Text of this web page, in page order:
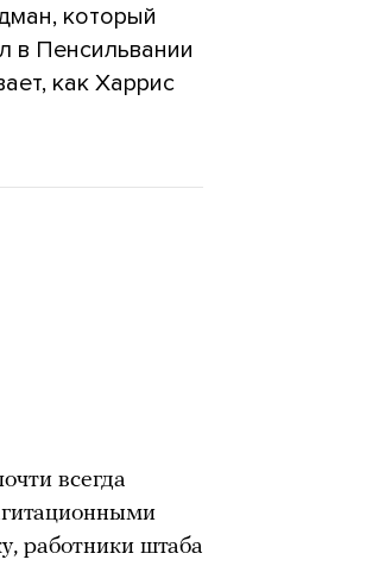
который
в Пенсильвании
как Харрис
всегда
работники штаба